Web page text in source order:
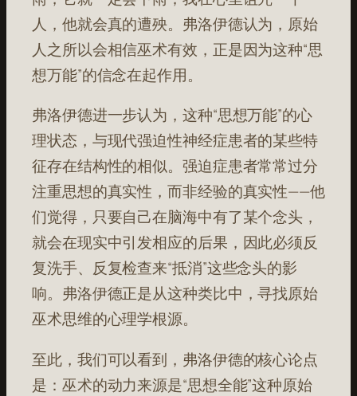
人，他就会真的遭殃。弗洛伊德认为，原始
人之所以会相信巫术有效，正是因为这种“思
想万能”的信念在起作用。
弗洛伊德进一步认为，这种“思想万能”的心
理状态，与现代强迫性神经症患者的某些特
征存在结构性的相似。强迫症患者常常过分
注重思想的真实性，而非经验的真实性——他
们觉得，只要自己在脑海中有了某个念头，
就会在现实中引发相应的后果，因此必须反
复洗手、反复检查来“抵消”这些念头的影
响。弗洛伊德正是从这种类比中，寻找原始
巫术思维的心理学根源。
至此，我们可以看到，弗洛伊德的核心论点
是：巫术的动力来源是“思想全能”这种原始